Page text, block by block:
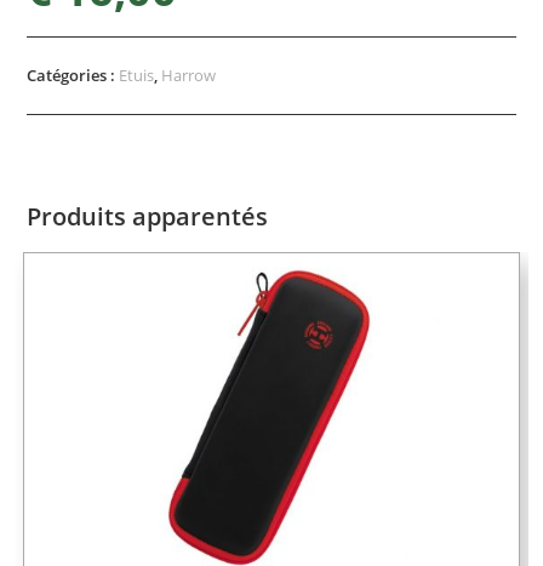
Catégories : Etuis Harrow
Produits apparentés